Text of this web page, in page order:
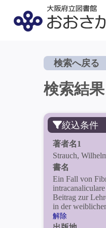
検索へ戻る
検索結果
絞込条件
著者名1
Strauch,
書名
Ein Fall von
Beitrag zur
in der
解除